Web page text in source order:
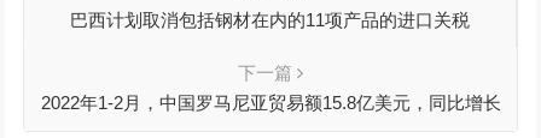
巴西计划取消包括钢材在内的11项产品的进口关税
下一篇
2022年1-2月，中国罗马尼亚贸易额15.8亿美元，同比增长